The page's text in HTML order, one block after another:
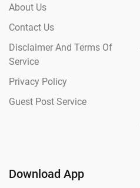
About Us
Contact Us
Disclaimer And Terms Of
Service
Privacy Policy
Guest Post Service
Download App